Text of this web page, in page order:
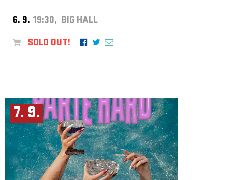
6. 9. 19:30, BIG HALL
SOLD OUT!
7. 9.